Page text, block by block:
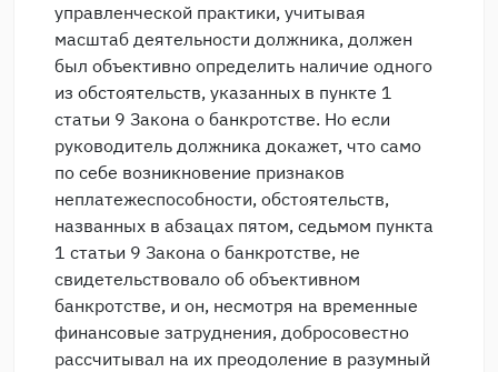
управленческой практики, учитывая
масштаб деятельности должника, должен
был объективно определить наличие одного
из обстоятельств, указанных в пункте 1
статьи 9 Закона о банкротстве. Но если
руководитель должника докажет, что само
по себе возникновение признаков
неплатежеспособности, обстоятельств,
названных в абзацах пятом, седьмом пункта
1 статьи 9 Закона о банкротстве, не
свидетельствовало об объективном
банкротстве, и он, несмотря на временные
финансовые затруднения, добросовестно
рассчитывал на их преодоление в разумный